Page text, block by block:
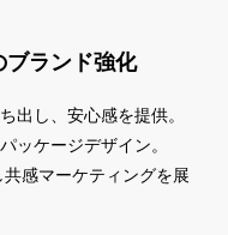
ブランド強化
出し、安心感を提供。
ッケージデザイン。
感マーケティングを展